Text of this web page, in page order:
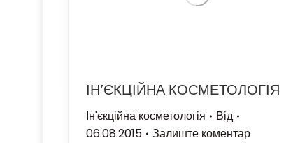
ІН’ЄКЦІЙНА КОСМЕТОЛОГІЯ
Ін'єкційна косметологія
Від
06.08.2015
Залиште коментар